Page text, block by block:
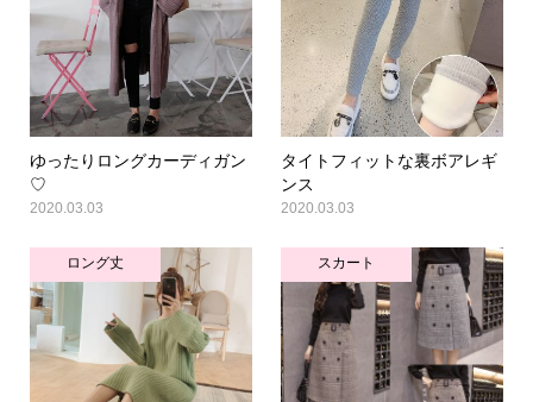
ゆったりロングカーディガン
♡
2020.03.03
タイトフィットな裏ボアレギ
ンス
2020.03.03
ロング丈 スカート